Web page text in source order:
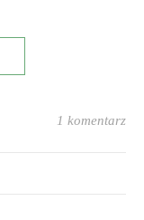
1 komentarz